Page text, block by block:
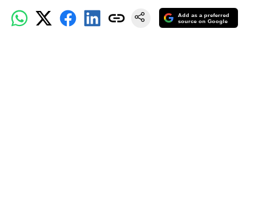
Add as a preferred
source on Google